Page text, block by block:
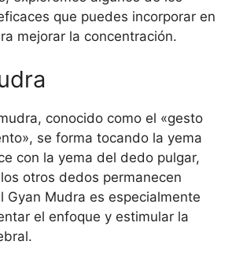
que puedes incorporar en
mejorar la concentración.
conocido como el «gesto
se forma tocando la yema
con la yema del dedo pulgar,
otros dedos permanecen
Gyan Mudra es especialmente
el enfoque y estimular la